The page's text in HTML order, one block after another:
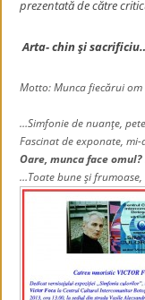
prezentată de către
Arta- chin şi
Motto: Munca fiecărui
…Simfonie de nuanţe,
Fascinat de exponate,
Oare, munca face omul?
…Toate bune şi